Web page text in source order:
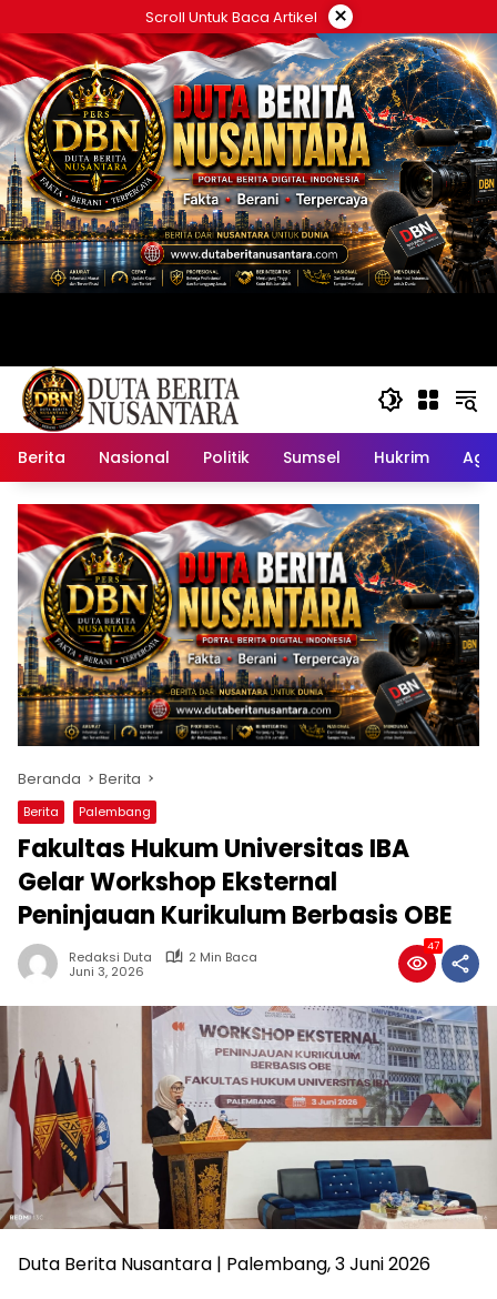
ke
konten
Scroll Untuk Baca Artikel ×
Berita Nasional Politik Sumsel Hukrim
Beranda Berita
Berita Palembang
Fakultas Hukum Universitas IBA
Gelar Workshop Eksternal
Peninjauan Kurikulum Berbasis OBE
Redaksi Duta
2 Min Baca
Juni 3, 2026
47
Duta Berita Nusantara | Palembang, 3 Juni 2026